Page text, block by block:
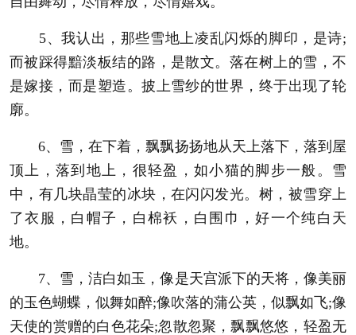
5、我认出，那些雪地上凌乱闪烁的脚印，是诗;
而被踩得黯淡板结的路，是散文。落在树上的雪，不
是嫁接，而是塑造。披上雪纱的世界，终于出现了轮
廓。
6、雪，在下着，飘飘扬扬地从天上落下，落到屋
顶上，落到地上，很轻盈，如小猫的脚步一般。雪
中，有几块晶莹的冰块，在闪闪发光。树，被雪穿上
了衣服，白帽子，白棉袄，白围巾，好一个纯白天
地。
7、雪，洁白如玉，像是天宫派下的天将，像美丽
的玉色蝴蝶，似舞如醉;像吹落的蒲公英，似飘如飞;像
天使的赏赠的白色花朵;忽散忽聚，飘飘悠悠，轻盈无